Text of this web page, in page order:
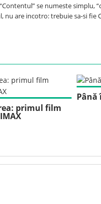
se numeste simplu,
nu are incotro: trebuie sa-si fie
primul film
Până